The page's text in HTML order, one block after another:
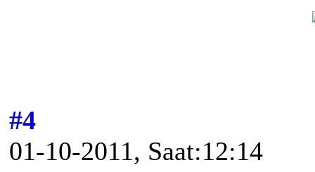
#4
01-10-2011, Saat:12:14